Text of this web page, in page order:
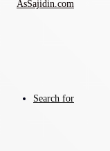
Search for